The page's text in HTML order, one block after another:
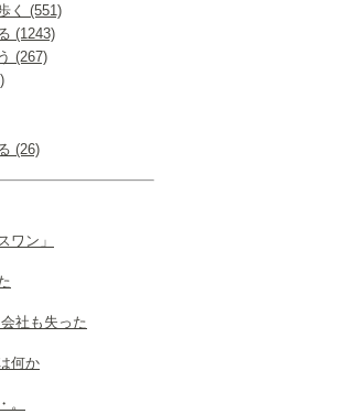
く (551)
(1243)
(267)
(26)
ワン」
社も失った
何か
。